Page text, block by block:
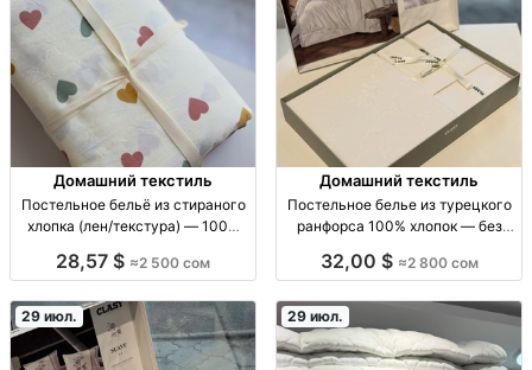
Домашний текстиль
Постельное бельё из стираного
хлопка (лен/текстура) — 100%
стираный хлопок 100%:
180x240, нав 50x70) двуспалка
(200x230, про
28,57 $ ≈2 500 сом
Домашний текстиль
Постельное белье из турецкого
ранфорса 100% хлопок — без
Бишкек Постельное бельё
без катышков, без линьки, не
садится, сохраняет форму
32,00 $ ≈2 800 сом
29 июл. 29 июл.